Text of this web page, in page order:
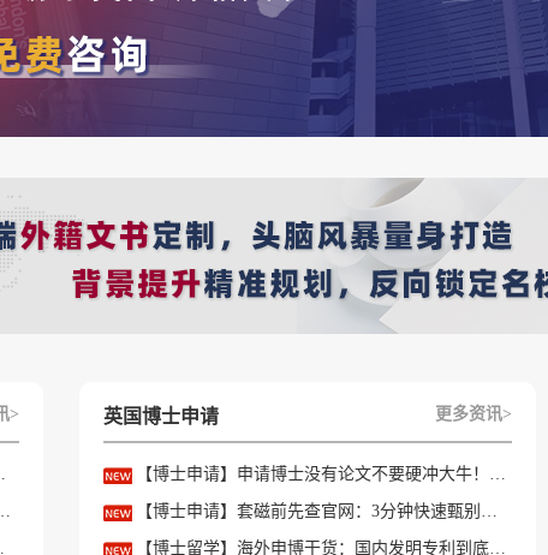
>
校硕士offer！
2027-28fall精准定制背景提升！
输牛津剑桥
英国博士申请 更多资讯>
【博士申请】申请博士没有论文不要硬冲大牛！学会精准筛选导师
【博士申请】套磁前先查官网：3分钟快速甄别只收985/高绩点的内卷课题组
【博士留学】海外申博干货：国内发明专利到底能不能加分？含金量一文讲透